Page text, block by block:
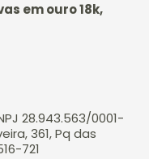
em ouro 18k,
28.943.563/0001-
361, Pq das
721